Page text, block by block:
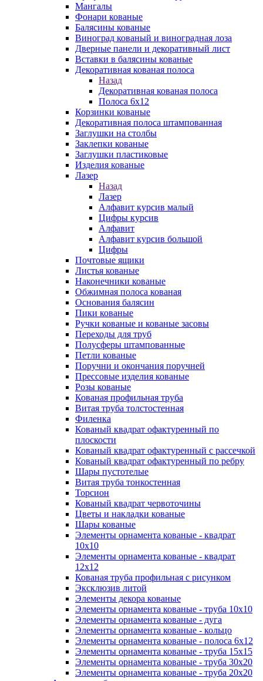
Мангалы
Фонари кованые
Балясины кованые
Виноград кованый и виноградная лоза
Дверные панели и декоративный лист
Вставки в балясины кованые
Декоративная кованая полоса
Назад
Декоративная кованая полоса
Полоса 6х12
Корзинки кованые
Декоративная полоса штампованная
Заглушки на столбы
Заклепки кованые
Заглушки пластиковые
Изделия кованые
Лазер
Назад
Лазер
Алфавит курсив малый
Цифры курсив
Алфавит
Алфавит курсив большой
Цифры
Почтовые ящики
Листья кованые
Наконечники кованые
Обжимная полоса кованая
Основания балясин
Пики кованые
Ручки кованые и кованые засовы
Переходы для труб
Полусферы штампованные
Петли кованые
Поручни и окончания поручней
Прессовые изделия кованые
Розы кованые
Кованая профильная труба
Витая труба толстостенная
Филенка
Кованый квадрат офактуренный по
плоскости
Кованый квадрат офактуренный с рассечкой
Кованый квадрат офактуренный по ребру
Шары пустотелые
Витая труба тонкостенная
Торсион
Кованый квадрат червоточины
Цветы и накладки кованые
Шары кованые
Элементы орнамента кованые - квадрат
10х10
Элементы орнамента кованые - квадрат
12х12
Кованая труба профильная с рисунком
Эксклюзив литой
Элементы декора кованые
Элементы орнамента кованые - труба 10х10
Элементы орнамента кованые - дуга
Элементы орнамента кованые - кольцо
Элементы орнамента кованые - полоса 6х12
Элементы орнамента кованые - труба 15х15
Элементы орнамента кованые - труба 30х20
Элементы орнамента кованые - труба 20х20